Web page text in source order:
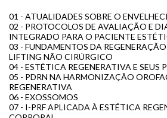
01 - ATUALIDADES SOBRE O
02 - PROTOCOLOS DE AVALIAÇÃO E
INTEGRADO PARA O PACIENTE
03 - FUNDAMENTOS DA
LIFTING NÃO CIRÚRGICO
04 - ESTÉTICA REGENERATIVA E SEUS
05 - PDRN NA HARMONIZAÇÃO
REGENERATIVA
06 - EXOSSOMOS
07 - I-PRF APLICADA À ESTÉTICA